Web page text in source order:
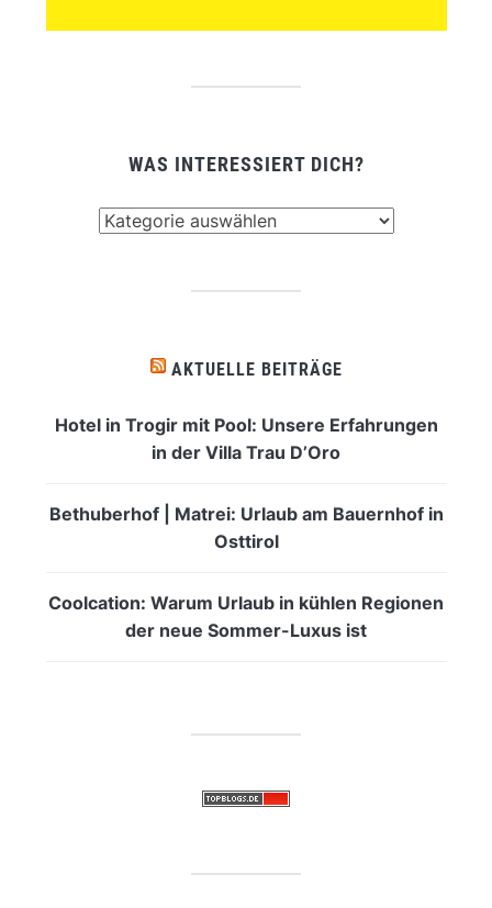
WAS INTERESSIERT DICH?
AKTUELLE BEITRÄGE
Hotel in Trogir mit Pool: Unsere Erfahrungen
in der Villa Trau D’Oro
Bethuberhof | Matrei: Urlaub am Bauernhof in
Osttirol
Coolcation: Warum Urlaub in kühlen Regionen
der neue Sommer-Luxus ist